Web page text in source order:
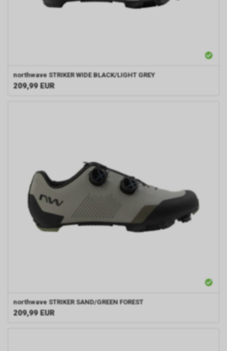
northwave STRIKER WIDE BLACK/LIGHT GREY
209,99 EUR
northwave STRIKER SAND/GREEN FOREST
209,99 EUR